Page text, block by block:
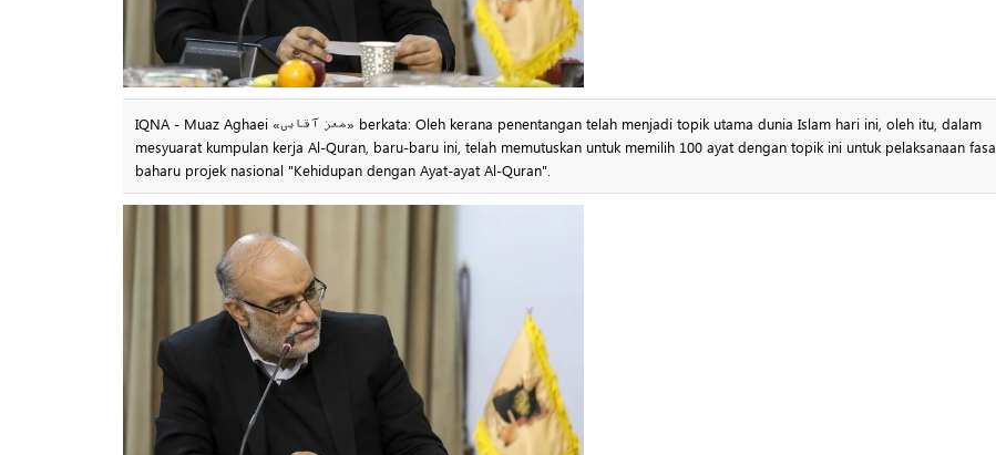
IQNA - Muaz Aghaei «معز آقایی» berkata: Oleh kerana penentangan telah menjadi topik utama dunia Islam hari ini, oleh itu, dalam
mesyuarat kumpulan kerja Al-Quran, baru-baru ini, telah memutuskan untuk memilih 100 ayat dengan topik ini untuk pelaksanaan fasa
baharu projek nasional "Kehidupan dengan Ayat-ayat Al-Quran".